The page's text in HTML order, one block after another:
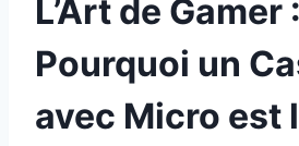
L’Art de Gamer :
Pourquoi un
avec Micro est